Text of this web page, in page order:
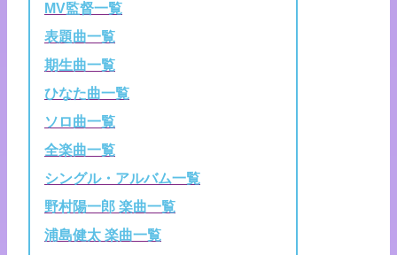
MV監督一覧
表題曲一覧
期生曲一覧
ひなた曲一覧
ソロ曲一覧
全楽曲一覧
シングル・アルバム一覧
野村陽一郎 楽曲一覧
浦島健太 楽曲一覧